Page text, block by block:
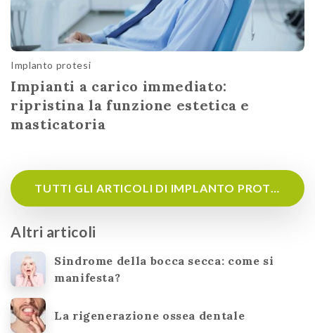
Implanto protesi
Impianti a carico immediato:
ripristina la funzione estetica e
masticatoria
TUTTI GLI ARTICOLI DI IMPLANTO PROTESI
Altri articoli
Sindrome della bocca secca: come si
manifesta?
La rigenerazione ossea dentale